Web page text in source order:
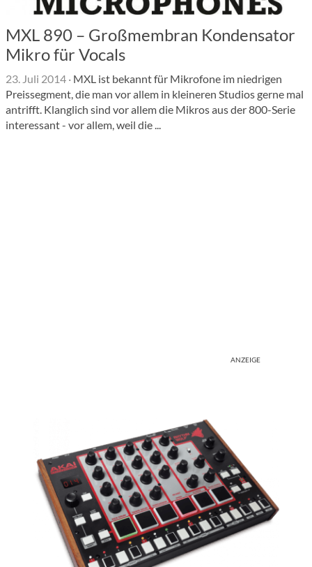
MXL 890 – Großmembran Kondensator
Mikro für Vocals
23. Juli 2014 · MXL ist bekannt für Mikrofone im niedrigen
Preissegment, die man vor allem in kleineren Studios gerne mal
antrifft. Klanglich sind vor allem die Mikros aus der 800-Serie
interessant - vor allem, weil die ...
ANZEIGE